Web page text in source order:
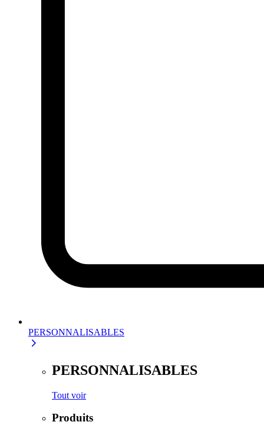
PERSONNALISABLES
PERSONNALISABLES
Tout voir
Produits